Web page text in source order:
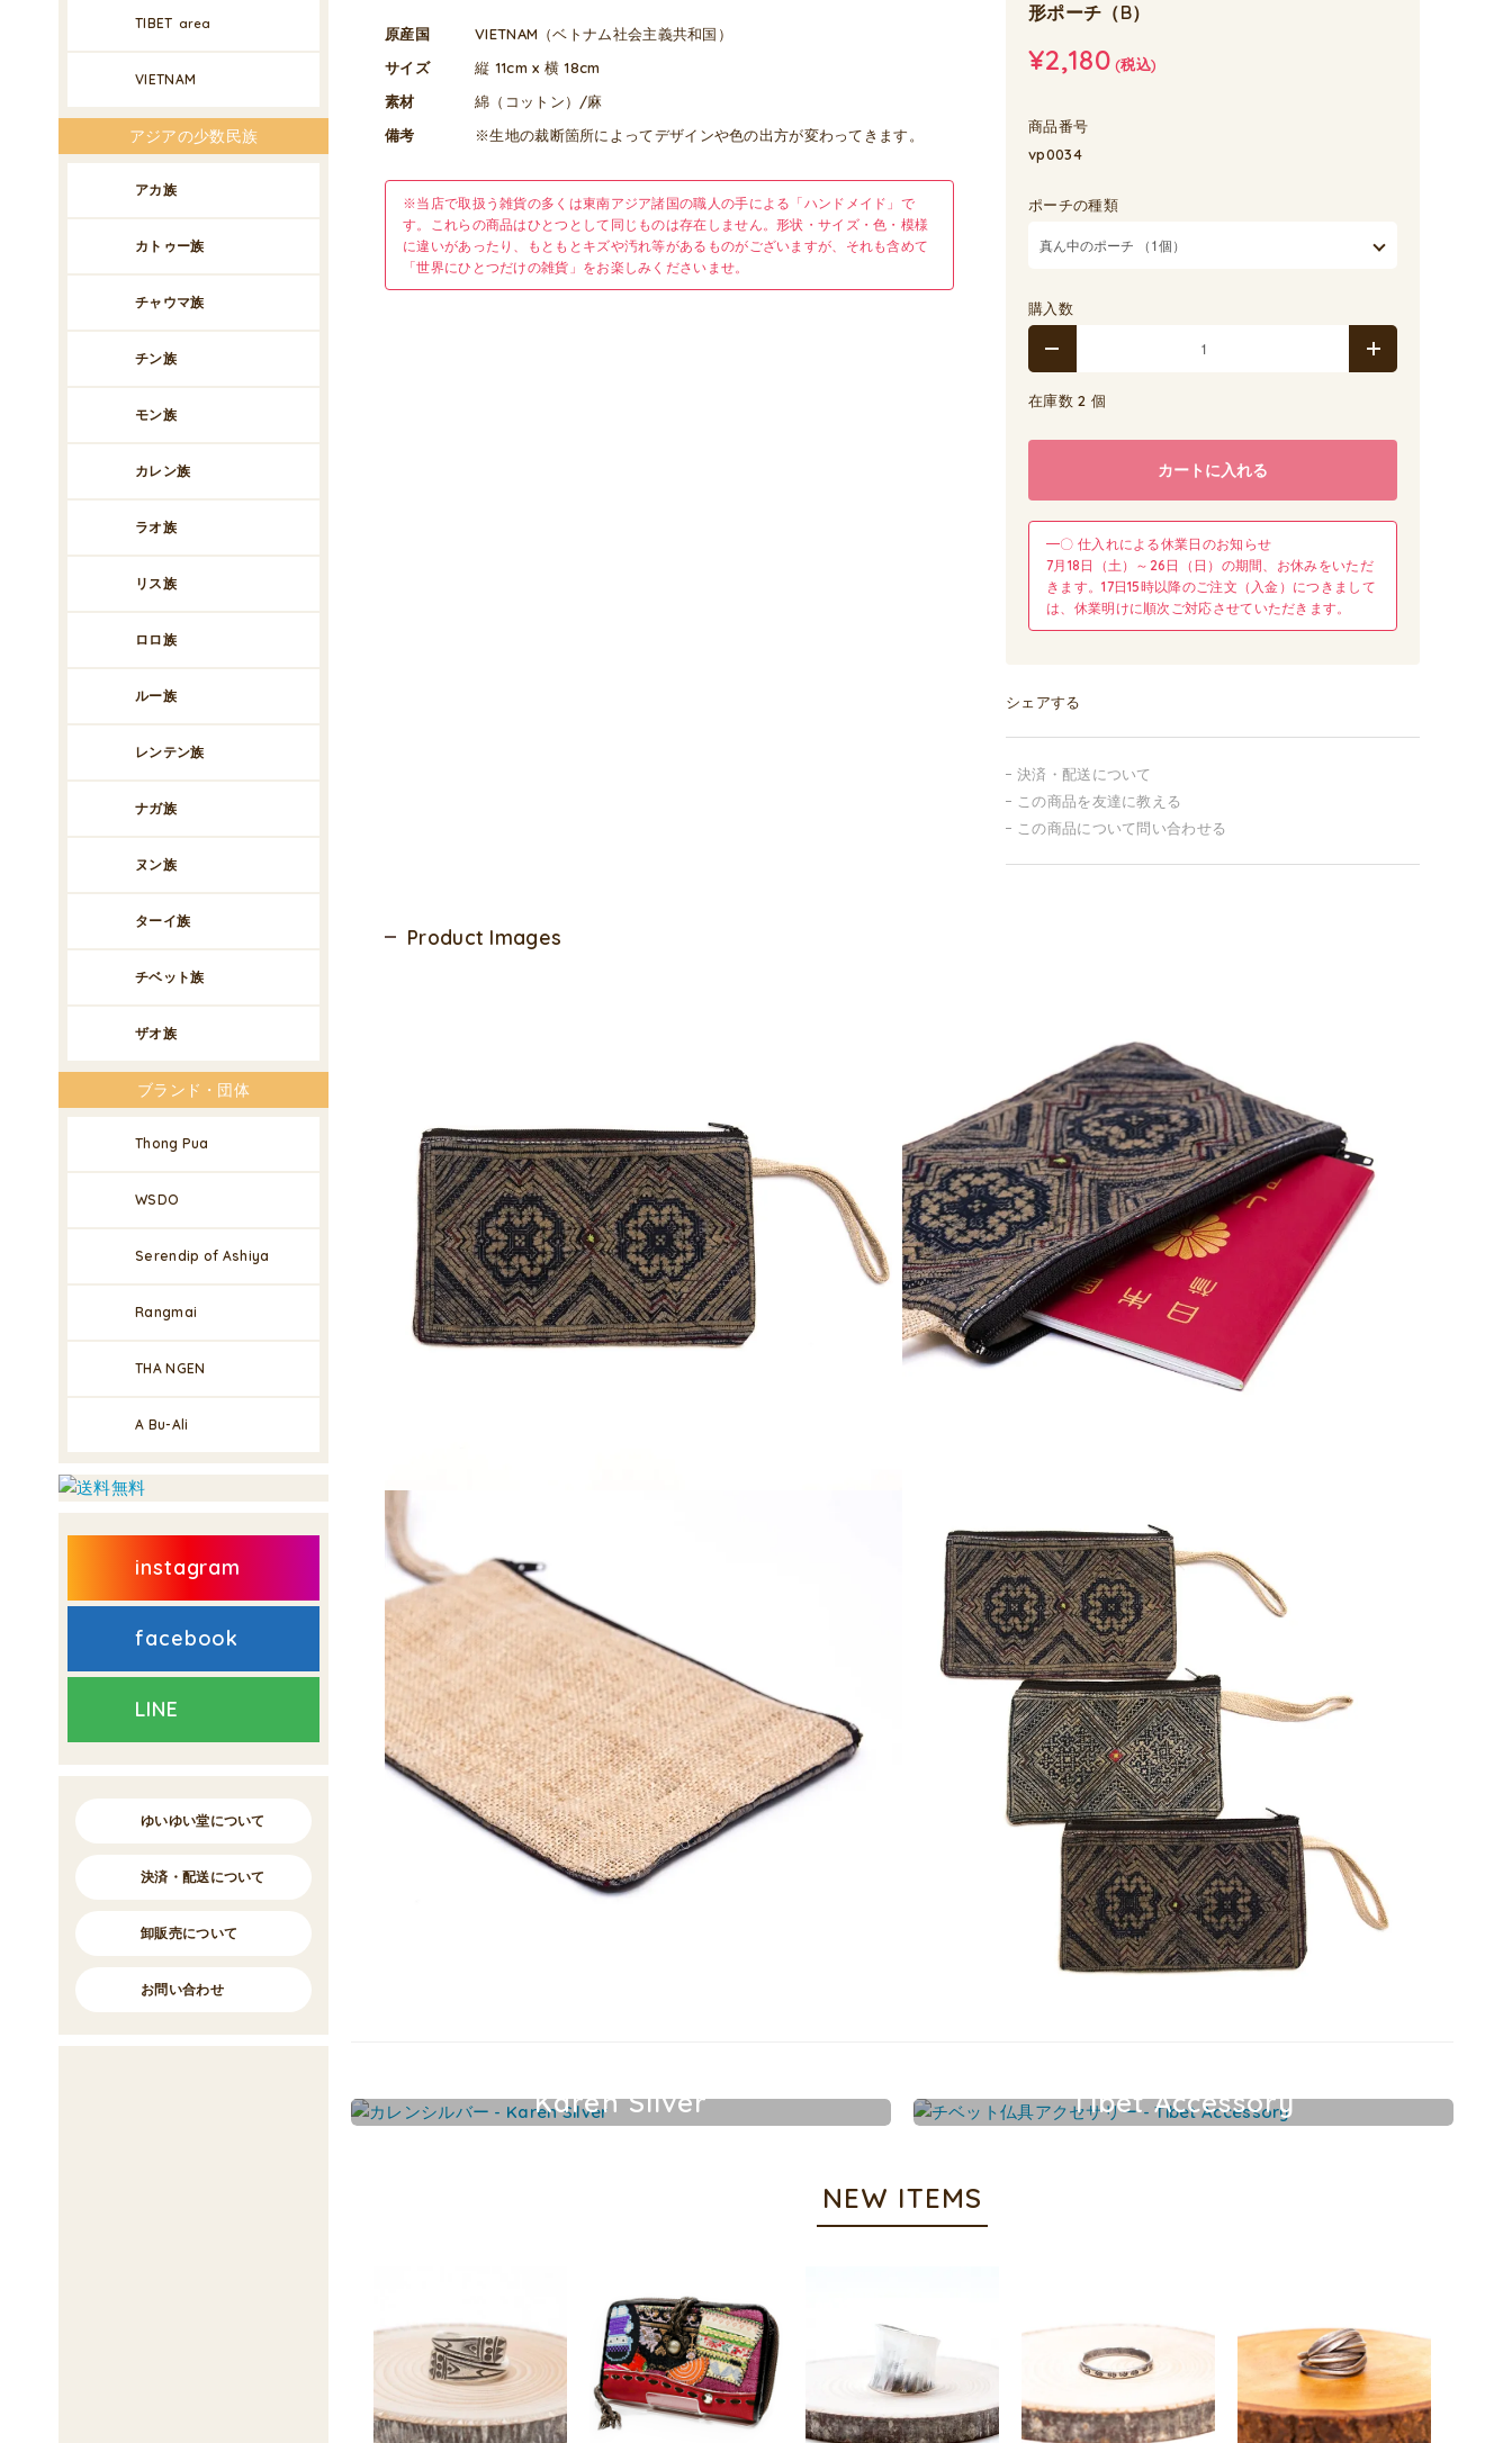
原産国
VIETNAM（ベトナム社会主義共和国）
サイズ
縦 11cm x 横 18cm
素材
綿（コットン）/麻
備考
※生地の裁断箇所によってデザインや色の出方が変わってきます。
※当店で取扱う雑貨の多くは東南アジア諸国の職人の手による「ハンドメイド」で
す。これらの商品はひとつとして同じものは存在しません。形状・サイズ・色・模様
に違いがあったり、もともとキズや汚れ等があるものがございますが、それも含めて
「世界にひとつだけの雑貨」をお楽しみくださいませ。
形ポーチ（B）
¥2,180(税込)
商品番号
vp0034
ポーチの種類
購入数
在庫数 2 個
カートに入れる
━〇 仕入れによる休業日のお知らせ
7月18日（土）～26日（日）の期間、お休みをいただ
きます。17日15時以降のご注文（入金）につきまして
は、休業明けに順次ご対応させていただきます。
シェアする
決済・配送について
この商品を友達に教える
この商品について問い合わせる
Product Images
Karen Silver Tibet Accessory
NEW ITEMS
TIBET area
VIETNAM
アジアの少数民族
アカ族
カトゥー族
チャウマ族
チン族
モン族
カレン族
ラオ族
リス族
ロロ族
ルー族
レンテン族
ナガ族
ヌン族
ターイ族
チベット族
ザオ族
ブランド・団体
Thong Pua
WSDO
Serendip of Ashiya
Rangmai
THA NGEN
A Bu-Ali
instagram
facebook
LINE
ゆいゆい堂について
決済・配送について
卸販売について
お問い合わせ